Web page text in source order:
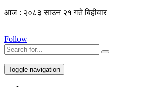
आज : २०८३ साउन २१ गते बिहीवार
Follow
Toggle navigation